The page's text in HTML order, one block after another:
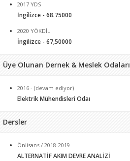
2017 YDS
İngilizce - 68.75000
2020 YÖKDİL
İngilizce - 67,50000
Üye Olunan Dernek & Meslek Odaları
2016 - (devam ediyor)
Elektrik Mühendisleri Odaı
Dersler
Önlisans / 2018-2019
ALTERNATİF AKIM DEVRE ANALİZİ